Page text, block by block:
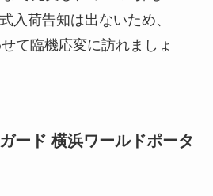
入荷告知は出ないため、
て臨機応変に訪れましょ
ード 横浜ワールドポータ